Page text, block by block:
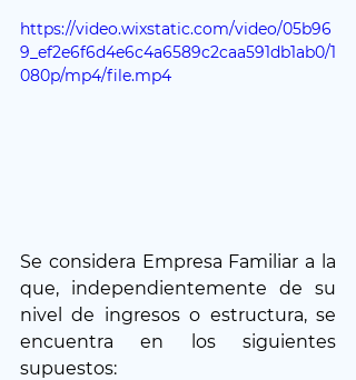
https://video.wixstatic.com/video/05b96
9_ef2e6f6d4e6c4a6589c2caa591db1ab0/1
080p/mp4/file.mp4
Se considera Empresa Familiar a la
que, independientemente de su
nivel de ingresos o estructura, se
encuentra en los siguientes
supuestos: